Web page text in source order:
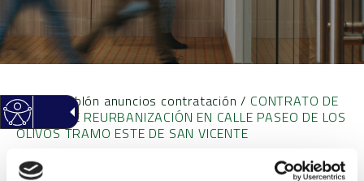
Inicio/Tablón anuncios contratación / CONTRATO DE
OBRAS DE REURBANIZACIÓN EN CALLE PASEO DE LOS
OLIVOS TRAMO ESTE DE SAN VICENTE